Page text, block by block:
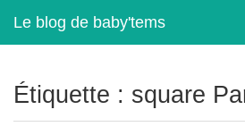
Le blog de baby'tems
Étiquette : square